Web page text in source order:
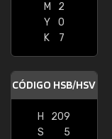
M
2
Y
0
K
7
CÓDIGO HSB/HSV
H
209
S
5